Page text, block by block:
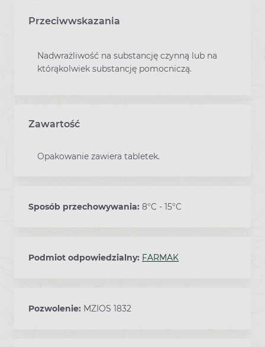
Przeciwwskazania
Nadwrażliwość na substancję czynną lub na
którąkolwiek substancję pomocniczą.
Zawartość
Opakowanie zawiera tabletek.
Sposób przechowywania: 8°C - 15°C
Podmiot odpowiedzialny: FARMAK
Pozwolenie: MZIOS 1832